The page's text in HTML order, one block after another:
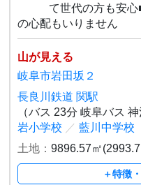
て世代の方も安
の心配もいりません
山が見える
岐阜市岩田坂２
長良川鉄道 関駅
（バス 23分 岐阜バス
岩小学校 ／ 藍川中学校
土地：9896.57㎡
＋特徴